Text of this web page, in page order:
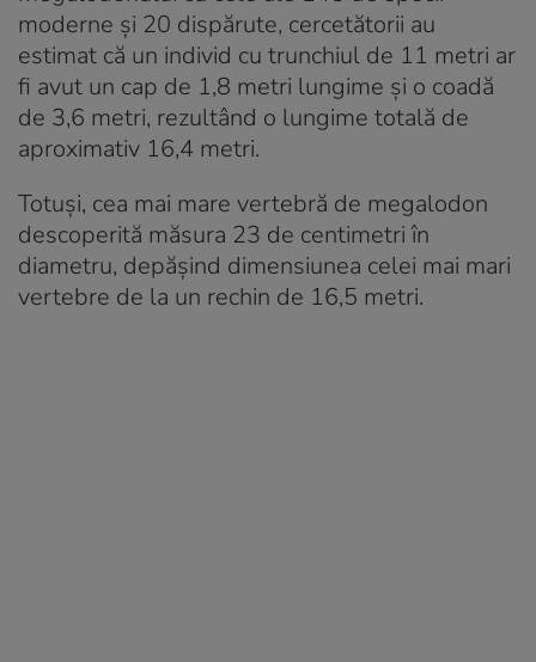
moderne și 20 dispărute, cercetătorii au
estimat că un individ cu trunchiul de 11 metri ar
fi avut un cap de 1,8 metri lungime și o coadă
de 3,6 metri, rezultând o lungime totală de
aproximativ 16,4 metri.
Totuși, cea mai mare vertebră de megalodon
descoperită măsura 23 de centimetri în
diametru, depășind dimensiunea celei mai mari
vertebre de la un rechin de 16,5 metri.